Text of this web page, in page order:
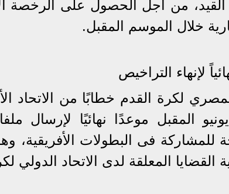
القيد، من أجل الحصول على الرخصة
خلال الموسم المقبل.
لكرة القدم خطابًا من الاتحاد
بتحديد يوم 30 يونيو المقبل موعدًا نهائيًا
للمشاركة فى البطولات الأفريقية،
المعلقة لدى الاتحاد الدولي